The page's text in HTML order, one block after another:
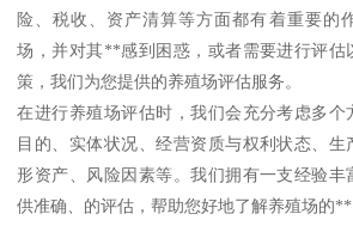
险、税收、资产清算等方面都有着重要的
场，并对其**感到困惑，或者需要进行评估
策，我们为您提供的养殖场评估服务。
在进行养殖场评估时，我们会充分考虑多个
目的、实体状况、经营资质与权利状态、
形资产、风险因素等。我们拥有一支经验丰
供准确、的评估，帮助您好地了解养殖场的**